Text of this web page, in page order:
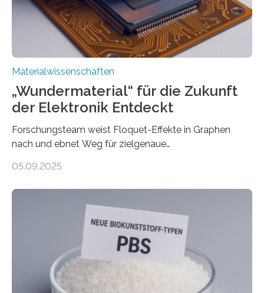
Materialwissenschaften an der Vanderbilt University,
und Alexander Paarmann vom Fritz-Haber-Institut
leiteten ein internationales Forschungsprojekt, das…
Materialwissenschaften
„Wundermaterial“ für die Zukunft
der Elektronik Entdeckt
Forschungsteam weist Floquet-Effekte in Graphen
nach und ebnet Weg für zielgenaue
– nur eine Atomlage dick, aber extrem leitfähig und
Sensoren, leistungsstarken Batterien und effizienten
Solarzellen. Eine neue Studie hebt das Potenzial nun
noch auf ein neues Level: Zum ersten Mal haben
Forschende an der Universität Göttingen gemeinsam
mit Kollegen aus Braunschweig, Bremen und der
Schweiz direkt beobachtet, wie in Graphen…
05.09.2025